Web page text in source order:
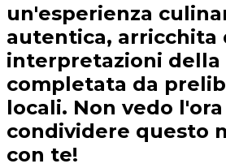
un'esperienza
autentica, arricchita
interpretazioni della
completata da
locali. Non vedo
condividere questo
con te!